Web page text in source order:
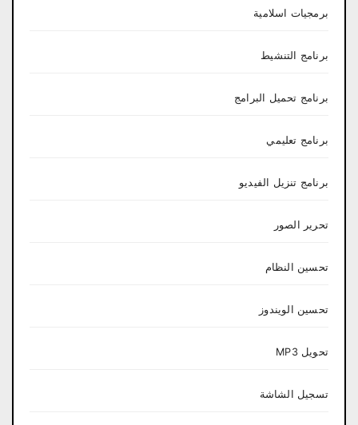
برمجيات اسلامية
برنامج التنشيط
برنامج تحميل البرامج
برنامج تعليمي
برنامج تنزيل الفيديو
تحرير الصور
تحسين النظام
تحسين الويندوز
تحويل MP3
تسجيل الشاشة